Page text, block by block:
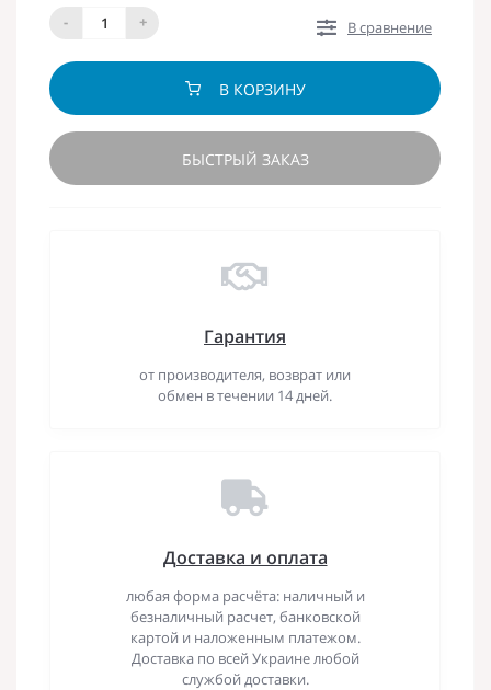
-
+
В сравнение
В КОРЗИНУ
БЫСТРЫЙ ЗАКАЗ
Гарантия
от производителя, возврат или
обмен в течении 14 дней.
Доставка и оплата
любая форма расчёта: наличный и
безналичный расчет, банковской
картой и наложенным платежом.
Доставка по всей Украине любой
службой доставки.